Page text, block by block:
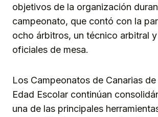
objetivos de la organización
campeonato, que contó con la
ocho árbitros, un técnico arbitral
oficiales de mesa.
Los Campeonatos de Canarias
Edad Escolar continúan
una de las principales